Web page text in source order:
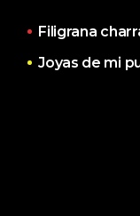
Filigrana
Joyas de mi